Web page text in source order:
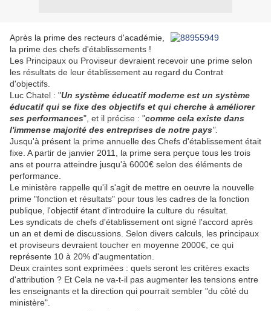
Après la prime des recteurs d'académie,
la prime des chefs d'établissements !
Les Principaux ou Proviseur devraient recevoir une prime selon
les résultats de leur établissement au regard du Contrat
d'objectifs.
Luc Chatel : "Un système éducatif moderne est un système
éducatif qui se fixe des objectifs et qui cherche à améliorer
ses performances", et il précise : "comme cela existe dans
l'immense majorité des entreprises de notre pays".
Jusqu'à présent la prime annuelle des Chefs d'établissement était
fixe. A partir de janvier 2011, la prime sera perçue tous les trois
ans et pourra atteindre jusqu'à 6000€ selon des éléments de
performance.
Le ministère rappelle qu'il s'agit de mettre en oeuvre la nouvelle
prime "fonction et résultats" pour tous les cadres de la fonction
publique, l'objectif étant d'introduire la culture du résultat.
Les syndicats de chefs d'établissement ont signé l'accord après
un an et demi de discussions. Selon divers calculs, les principaux
et proviseurs devraient toucher en moyenne 2000€, ce qui
représente 10 à 20% d'augmentation.
Deux craintes sont exprimées : quels seront les critères exacts
d'attribution ? Et Cela ne va-t-il pas augmenter les tensions entre
les enseignants et la direction qui pourrait sembler "du côté du
ministère".